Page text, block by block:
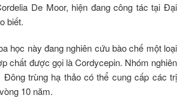
De Moor, hiện đang công tác tại Đại
biết.
học này đang nghiên cứu bào chế một loại
chất được gọi là Cordycepin. Nhóm nghiên
Đông trùng hạ thảo có thể cung cấp các trị
10 năm.